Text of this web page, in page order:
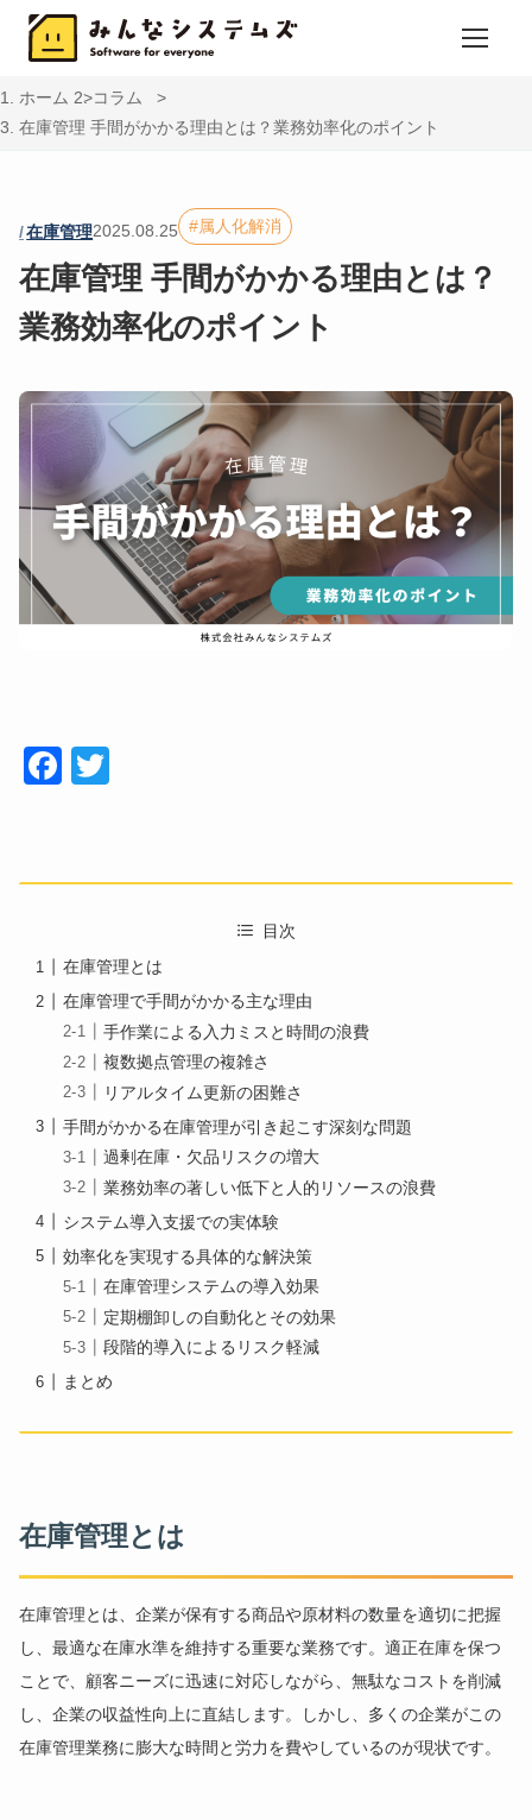
ホーム
コラム
在庫管理 手間がかかる理由とは？業務効率化のポイント
在庫管理2025.08.25 属人化解消
在庫管理 手間がかかる理由とは？
業務効率化のポイント
Face
目次
在庫管理とは
在庫管理で手間がかかる主な理由
手作業による入力ミスと時間の浪費
複数拠点管理の複雑さ
リアルタイム更新の困難さ
手間がかかる在庫管理が引き起こす深刻な問題
過剰在庫・欠品リスクの増大
業務効率の著しい低下と人的リソースの浪費
システム導入支援での実体験
効率化を実現する具体的な解決策
在庫管理システムの導入効果
定期棚卸しの自動化とその効果
段階的導入によるリスク軽減
まとめ
在庫管理とは
在庫管理とは、企業が保有する商品や原材料の数量を適切に把握
し、最適な在庫水準を維持する重要な業務です。適正在庫を保つ
ことで、顧客ニーズに迅速に対応しながら、無駄なコストを削減
し、企業の収益性向上に直結します。しかし、多くの企業がこの
在庫管理業務に膨大な時間と労力を費やしているのが現状です。